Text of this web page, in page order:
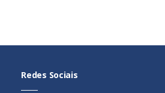
Redes Sociais